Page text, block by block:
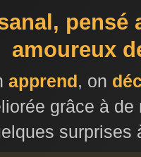
pensé
amoureux
apprend , on
grâce à
surprises